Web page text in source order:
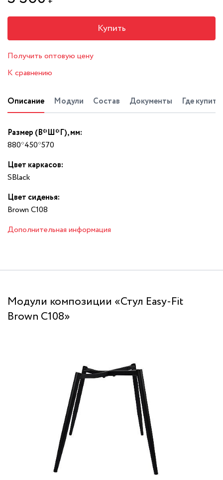
Купить
Получить оптовую цену
К сравнению
Описание Модули Состав Документы Где
Размер (В*Ш*Г), мм:
880*450*570
Цвет каркасов:
SBlack
Цвет сиденья:
Brown C108
Дополнительная информация
Модули композиции «Стул Easy-Fit
Brown C108»